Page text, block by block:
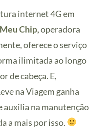
internet 4G em
Chip,operadora
oferece o serviço
ilimitada ao longo
de cabeça. E,
na Viagem ganha
auxilia na manutenção
a mais por isso.